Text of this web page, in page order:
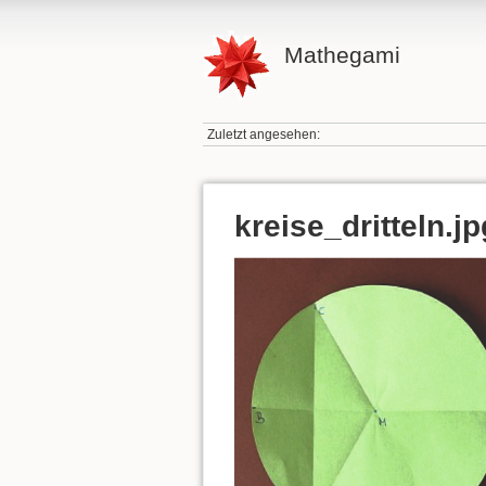
Mathegami
Zuletzt angesehen: